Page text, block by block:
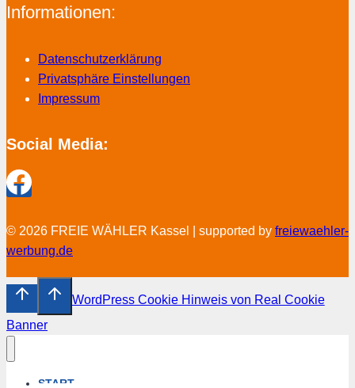
Informationen:
Datenschutzerklärung
Privatsphäre Einstellungen
Impressum
Social Media:
© 2026 FREIE WÄHLER Kassel | supported by freiewaehler-
werbung.de
WordPress Cookie Hinweis von Real Cookie
Banner
START